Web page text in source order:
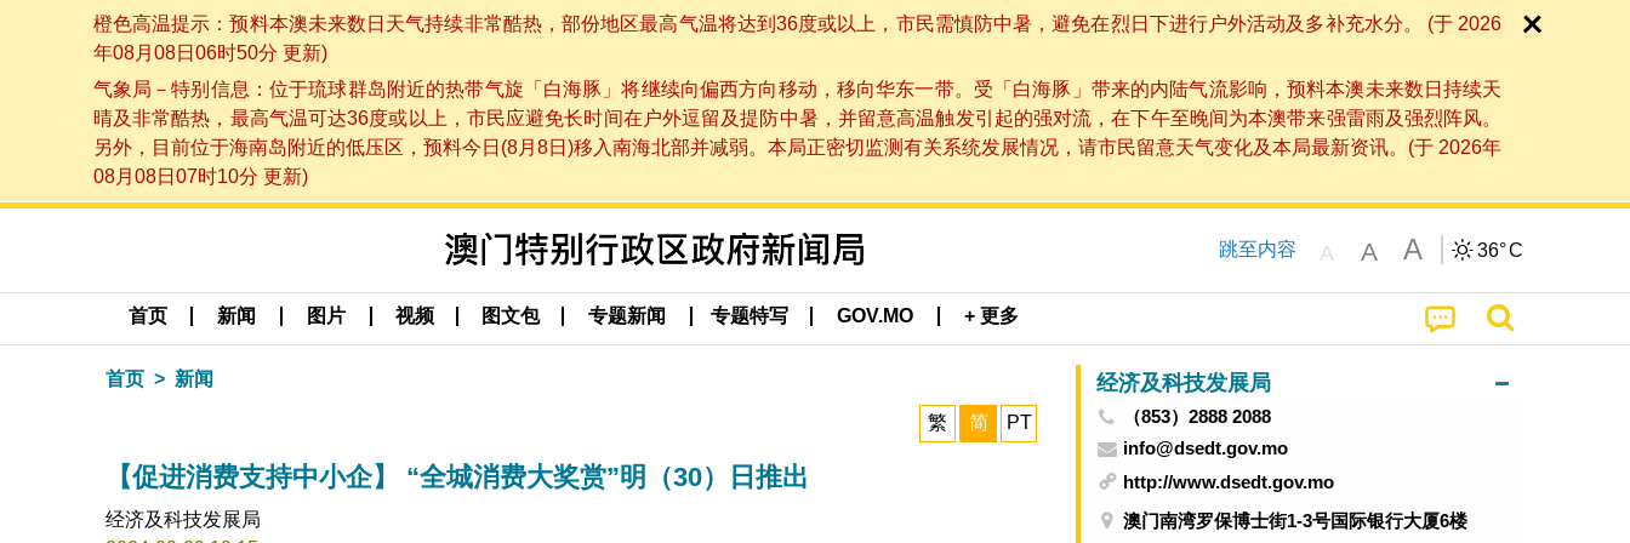
橙色高温提示：预料本澳未来数日天气持续非常酷热，部份地区最高气温将达到36度或以上，市民需慎防中暑，避免在烈日下进行户外活动及多补充水分。 (于 2026
年08月08日06时50分 更新)
气象局－特别信息：位于琉球群岛附近的热带气旋「白海豚」将继续向偏西方向移动，移向华东一带。受「白海豚」带来的内陆气流影响，预料本澳未来数日持续天
晴及非常酷热，最高气温可达36度或以上，市民应避免长时间在户外逗留及提防中暑，并留意高温触发引起的强对流，在下午至晚间为本澳带来强雷雨及强烈阵风。
另外，目前位于海南岛附近的低压区，预料今日(8月8日)移入南海北部并减弱。本局正密切监测有关系统发展情况，请市民留意天气变化及本局最新资讯。(于 2026年
08月08日07时10分 更新)
跳至内容 A A A 36°C
首页 新闻 图片 视频 图文包 专题新闻 专题特写 GOV.MO + 更多
首页 新闻
繁 简 PT
【促进消费支持中小企】 “全城消费大奖赏”明（30）日推出
经济及科技发展局
经济及科技发展局
（853）2888 2088
info@dsedt.gov.mo
http://www.dsedt.gov.mo
澳门南湾罗保博士街1-3号国际银行大厦6楼